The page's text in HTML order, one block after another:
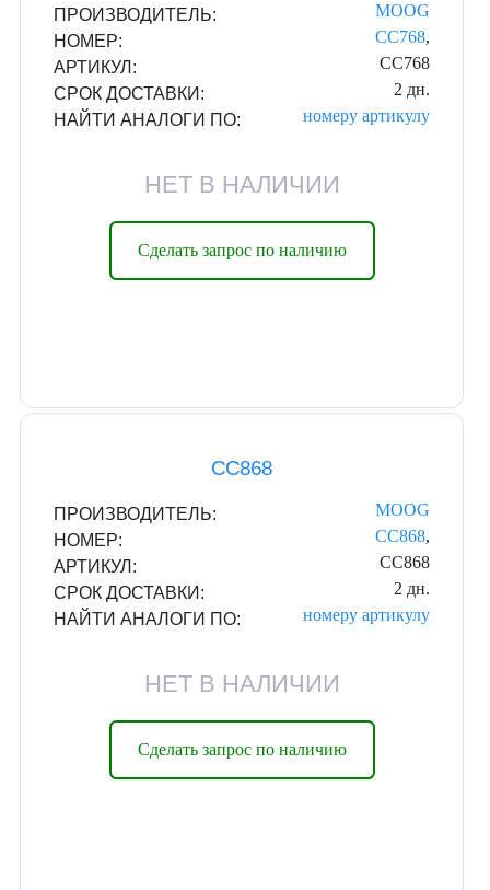
ПРОИЗВОДИТЕЛЬ:
MOOG
НОМЕР:
CC768,
АРТИКУЛ:
CC768
СРОК ДОСТАВКИ:
2 дн.
НАЙТИ АНАЛОГИ ПО:
номеру артикулу
НЕТ В НАЛИЧИИ
Сделать запрос по наличию
CC868
ПРОИЗВОДИТЕЛЬ:
MOOG
НОМЕР:
CC868,
АРТИКУЛ:
CC868
СРОК ДОСТАВКИ:
2 дн.
НАЙТИ АНАЛОГИ ПО:
номеру артикулу
НЕТ В НАЛИЧИИ
Сделать запрос по наличию